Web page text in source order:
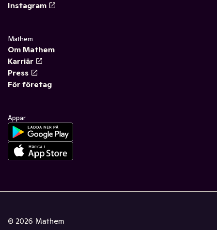
Instagram
Mathem
Om Mathem
Karriär
Press
För företag
Appar
© 2026 Mathem